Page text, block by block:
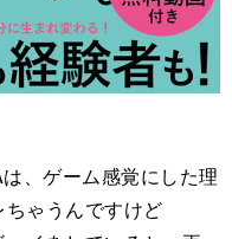
、ゲーム感覚にした理
ゃうんですけど